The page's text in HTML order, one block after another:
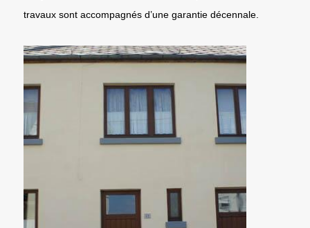
travaux sont accompagnés d’une garantie décennale.